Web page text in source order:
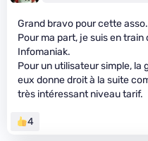
Grand bravo pour cette asso.
Pour ma part, je suis en train
Infomaniak.
Pour un utilisateur simple, la
eux donne droit à la suite
très intéressant niveau tarif.
4